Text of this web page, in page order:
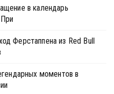
в календарь
Ферстаппена из Red Bull
моментов в